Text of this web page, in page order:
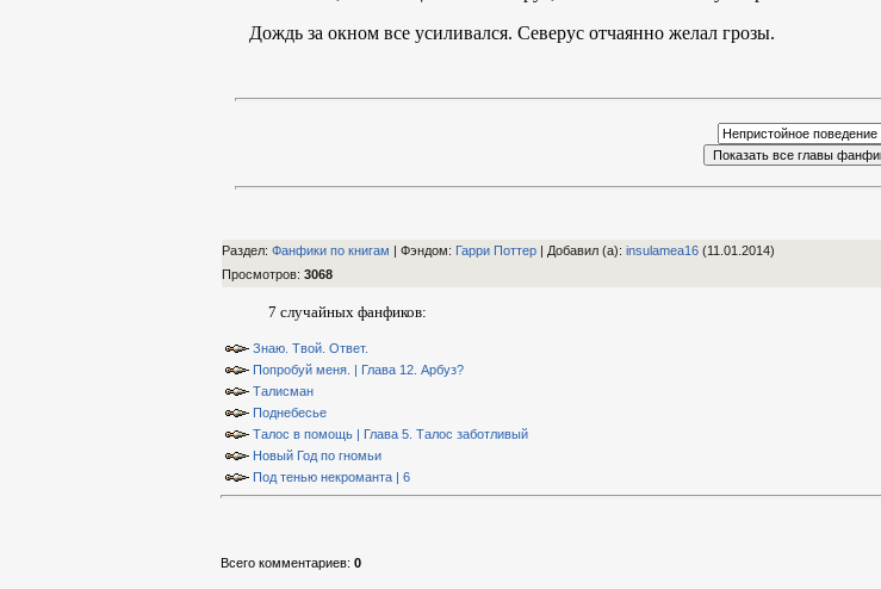
Дождь за окном все усиливался. Северус отчаянно желал грозы.
Раздел: Фанфики по книгам | Фэндом: Гарри Поттер | Добавил (а): insulamea16 (11.01.2014)
Просмотров: 3068
7 случайных фанфиков:
Знаю. Твой. Ответ.
Попробуй меня. | Глава 12. Арбуз?
Талисман
Поднебесье
Талос в помощь | Глава 5. Талос заботливый
Новый Год по гномьи
Под тенью некроманта | 6
Всего комментариев: 0